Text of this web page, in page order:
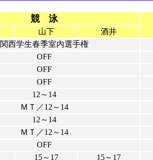
競 泳
山下
酒井
関西学生春季室内選手権
OFF
OFF
OFF
12～14
ＭＴ／12～14
12～14
ＭＴ／12～14
OFF
15～17 15～17